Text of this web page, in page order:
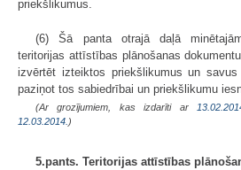
priekšlikumus.
(6) Šā panta otrajā daļā
teritorijas attīstības plānošanas
izvērtēt izteiktos priekšlikumus un
paziņot tos sabiedrībai un priekšlikumu
(Ar grozījumiem, kas izdarīti ar
12.03.2014. )
5.pants. Teritorijas attīstības